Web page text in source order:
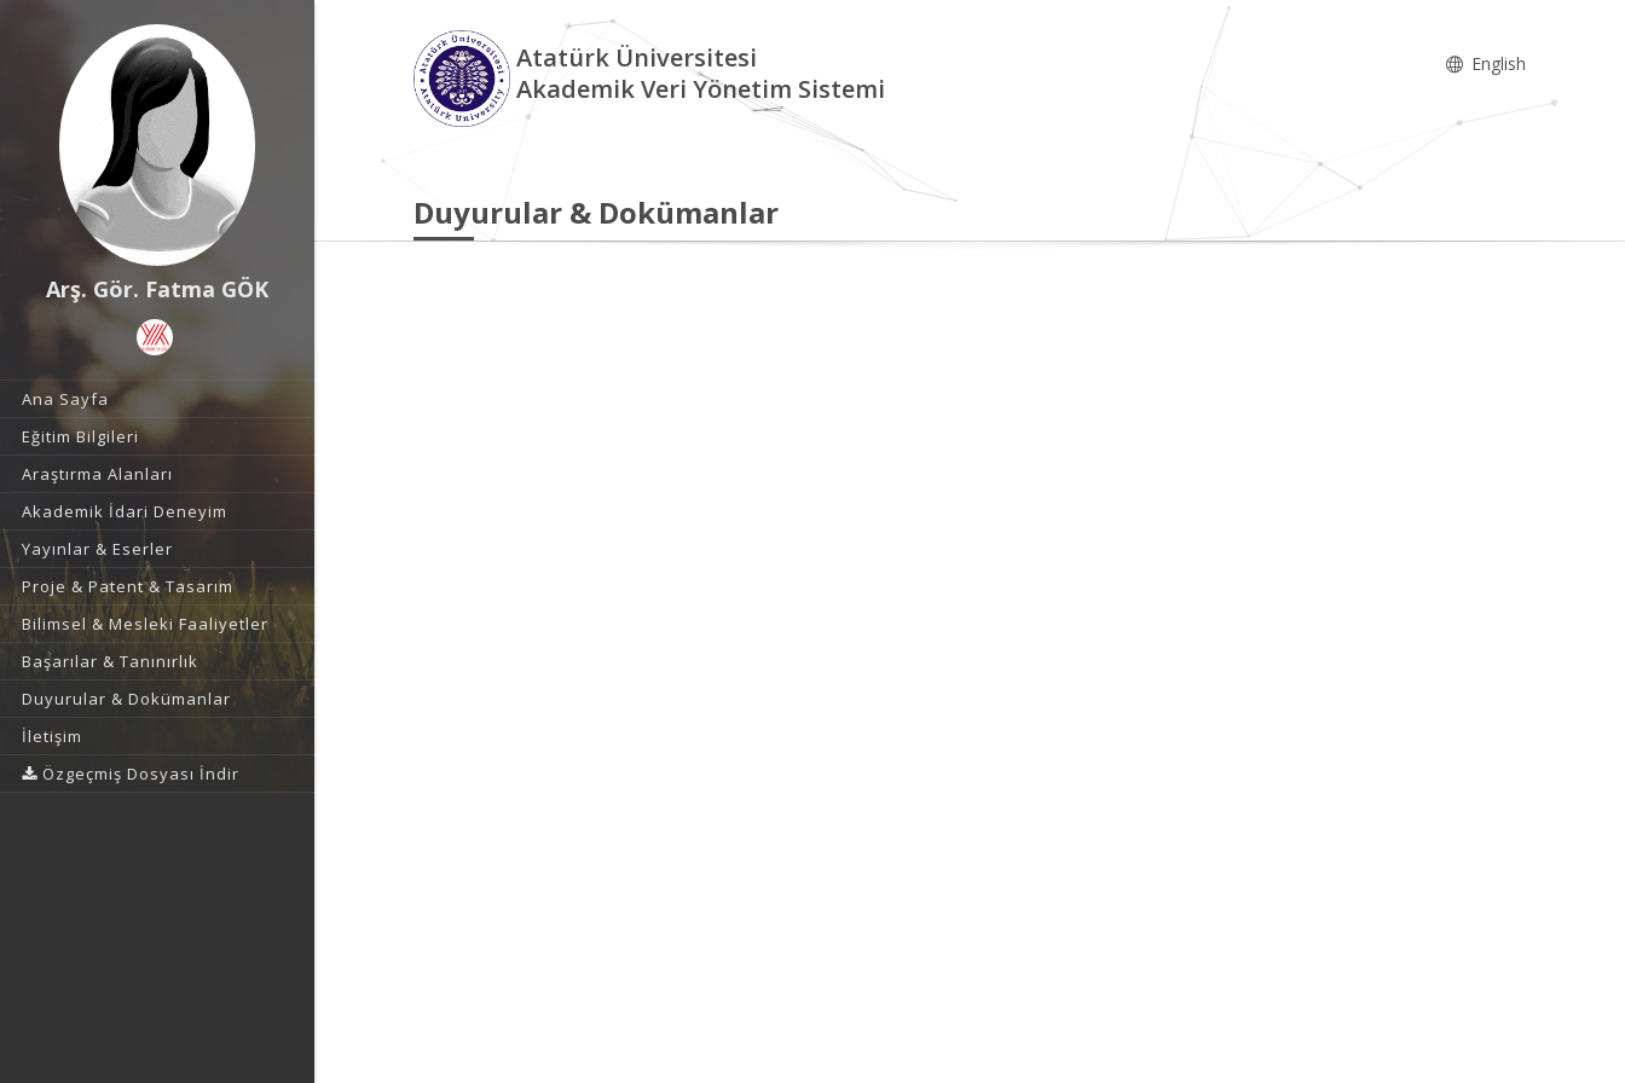
Arş. Gör. Fatma GÖK
Ana Sayfa
Eğitim Bilgileri
Araştırma Alanları
Akademik İdari Deneyim
Yayınlar & Eserler
Proje & Patent & Tasarım
Bilimsel & Mesleki Faaliyetler
Başarılar & Tanınırlık
Duyurular & Dokümanlar
İletişim
Özgeçmiş Dosyası İndir
Atatürk Üniversitesi
Akademik Veri Yönetim Sistemi
English
Duyurular & Dokümanlar